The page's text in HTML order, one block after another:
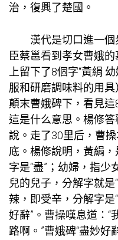
治，復興了楚國。
漢代是切口進一
臣蔡邕看到孝女曹娥
上留下了8個字“黃絹
服和研磨調味料的用
顛末曹娥碑下，看見
這是什么意思。楊修答
說。走了30里后，曹
底。楊修說明，黃絹
字是“盡”；幼婦，指少
兒的兒子，分解字就是
辣，即受辛，分解字是
好辭”。曹操嘆息道：“
路啊。”曹娥碑“盡妙好